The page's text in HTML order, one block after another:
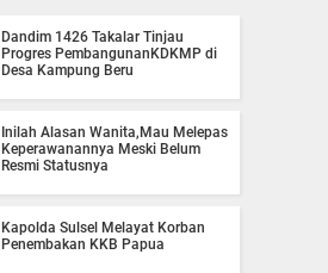
Dandim 1426 Takalar Tinjau
Progres PembangunanKDKMP di
Desa Kampung Beru
Inilah Alasan Wanita,Mau Melepas
Keperawanannya Meski Belum
Resmi Statusnya
Kapolda Sulsel Melayat Korban
Penembakan KKB Papua